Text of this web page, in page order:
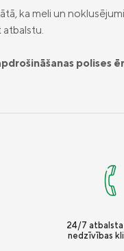
ka meli un
atbalstu.
polises
24/7 atbalsta
nedzīvības